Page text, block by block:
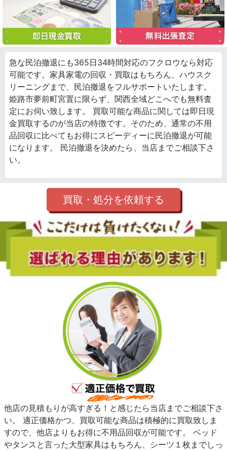
急な民泊撤退にも365日34時間対応のフクロウなら対応
可能です。家具家電の回収・買取はもちろん、ハウスク
リーニングまで、民泊撤退をフルサポートいたします。
姫路市夢前町宮置に限らず、関西全域どこへでも無料査
定にお伺い致します。 買取可能な商品に関しては即日現
金買取するのが当店の特徴です。そのため、通常の不用
品回収に比べてもお得にスピーディーに民泊撤退が可能
になります。 民泊撤退を決めたら、当店までご相談下さ
い。
買取・処分を依頼する
他店の見積もりが高すぎる！と感じたら当店までご相談下さ
い。 適正価格かつ、買取可能な商品は積極的に買取致しま
すので、他店よりもお得に不用品回収が可能です。 ベッド
やタンスと言った大型家具はもちろん、シーツ１枚までしっ